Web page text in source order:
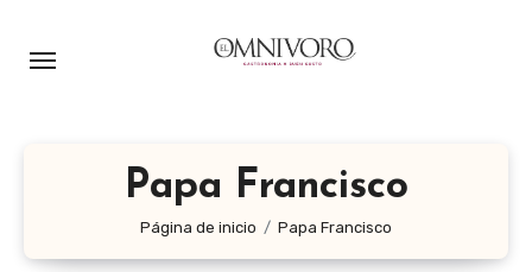
Papa Francisco
Página de inicio Papa Francisco